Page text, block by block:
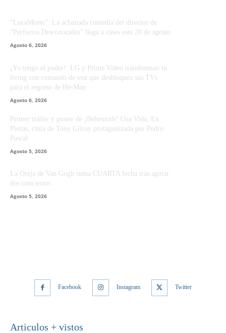
“LocaMente”: La aclamada comedia del director de
“Perfectos Desconocidos” llega a cines este 20 de agosto
Agosto 6, 2026
¡Yo tengo el poder!: LG y Prime Video transforman tu
living con comando de voz que desbloquea sus TVs
para el regreso de He-Man
Agosto 6, 2026
Primer tráiler y poster de ¡Behemoth! Una Vida. En
Piezas, cinta de Tony Gilroy protagonizada por Pedro
Pascal
Agosto 5, 2026
La Oreja de Van Gogh suma CUARTA fecha tras agotar
dos conciertos
Agosto 5, 2026
Facebook Instagram Twitter
Articulos + vistos